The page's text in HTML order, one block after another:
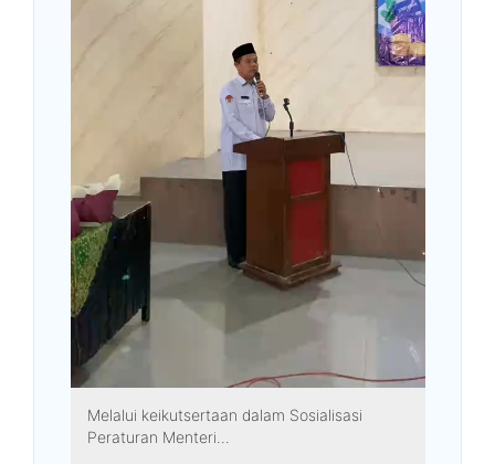
Melalui keikutsertaan dalam Sosialisasi
Peraturan Menteri...